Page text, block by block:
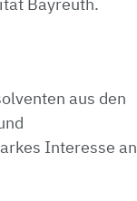
aus den
Interesse an